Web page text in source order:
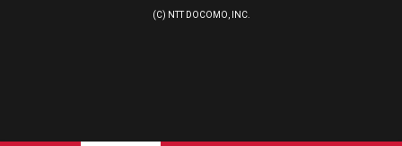
(C) NTT DOCOMO, INC.